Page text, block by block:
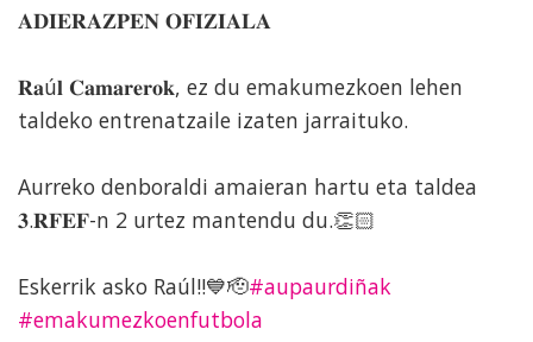
𝐀𝐃𝐈𝐄𝐑𝐀𝐙𝐏𝐄𝐍 𝐎𝐅𝐈𝐙𝐈𝐀𝐋𝐀
𝐑𝐚ú𝐥 𝐂𝐚𝐦𝐚𝐫𝐞𝐫𝐨𝐤, ez du emakumezkoen lehen
taldeko entrenatzaile izaten jarraituko.
Aurreko denboraldi amaieran hartu eta taldea
𝟑.𝐑𝐅𝐄𝐅-n 2 urtez mantendu du.👏🏻
Eskerrik asko Raúl!!💙🫡#aupaurdiñak
#emakumezkoenfutbola